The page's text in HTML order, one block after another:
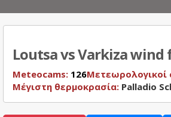
Loutsa vs Varkiza
Meteocams: 126Μετεωρολογικοί
Μέγιστη θερμοκρασία: Palladio